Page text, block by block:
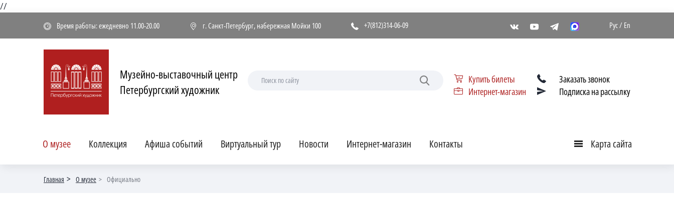
//
Время работы: ежедневно 11.00-20.00 г. Санкт-Петербург, набережная Мойки 100 +7(812)314-06-09 Рус/ En
Музейно-выставочный центр
Петербургский художник
Купить билеты
Интернет-магазин
Заказать звонок
Подписка на рассылку
О музее Коллекция Афиша событий Виртуальный тур Новости Интернет-магазин Контакты КартаКарта сайта
Главная О музее Официально